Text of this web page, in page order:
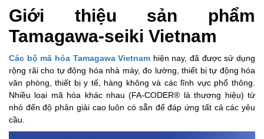
Giới thiệu sản phẩm
Tamagawa-seiki Vietnam
Các bộ mã hóa Tamagawa Vietnam hiện nay, đã được sử dụng
rộng rãi cho tự động hóa nhà máy, đo lường, thiết bị tự động hóa
văn phòng, thiết bị y tế, hàng không và các lĩnh vực phổ thông.
Nhiều loại mã hóa khác nhau (FA-CODER® là thương hiệu) từ
nhỏ đến độ phân giải cao luôn có sẵn để đáp ứng tất cả các yêu
cầu.